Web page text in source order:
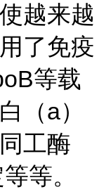
越来越
了免疫
等载
（a）
工酶
等。